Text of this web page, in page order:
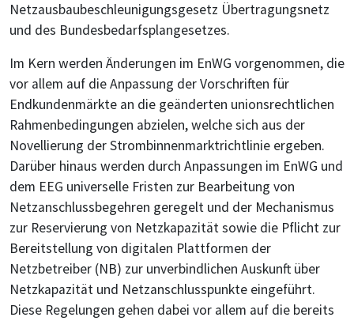
Netzausbaubeschleunigungsgesetz Übertragungsnetz
und des Bundesbedarfsplangesetzes.
Im Kern werden Änderungen im EnWG vorgenommen, die
vor allem auf die Anpassung der Vorschriften für
Endkundenmärkte an die geänderten unionsrechtlichen
Rahmenbedingungen abzielen, welche sich aus der
Novellierung der Strombinnenmarktrichtlinie ergeben.
Darüber hinaus werden durch Anpassungen im EnWG und
dem EEG universelle Fristen zur Bearbeitung von
Netzanschlussbegehren geregelt und der Mechanismus
zur Reservierung von Netzkapazität sowie die Pflicht zur
Bereitstellung von digitalen Plattformen der
Netzbetreiber (NB) zur unverbindlichen Auskunft über
Netzkapazität und Netzanschlusspunkte eingeführt.
Diese Regelungen gehen dabei vor allem auf die bereits